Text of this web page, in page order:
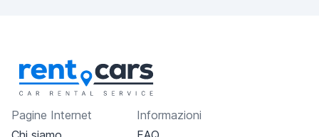
Pagine Internet
Informazioni